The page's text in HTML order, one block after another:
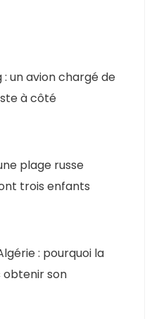
: un avion chargé de
à côté
plage russe
trois enfants
: pourquoi la
obtenir son